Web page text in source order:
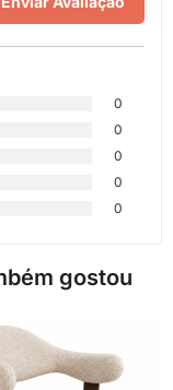
0
0
0
0
0
gostou